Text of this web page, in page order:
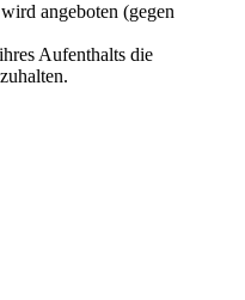
angeboten (gegen
Aufenthalts die